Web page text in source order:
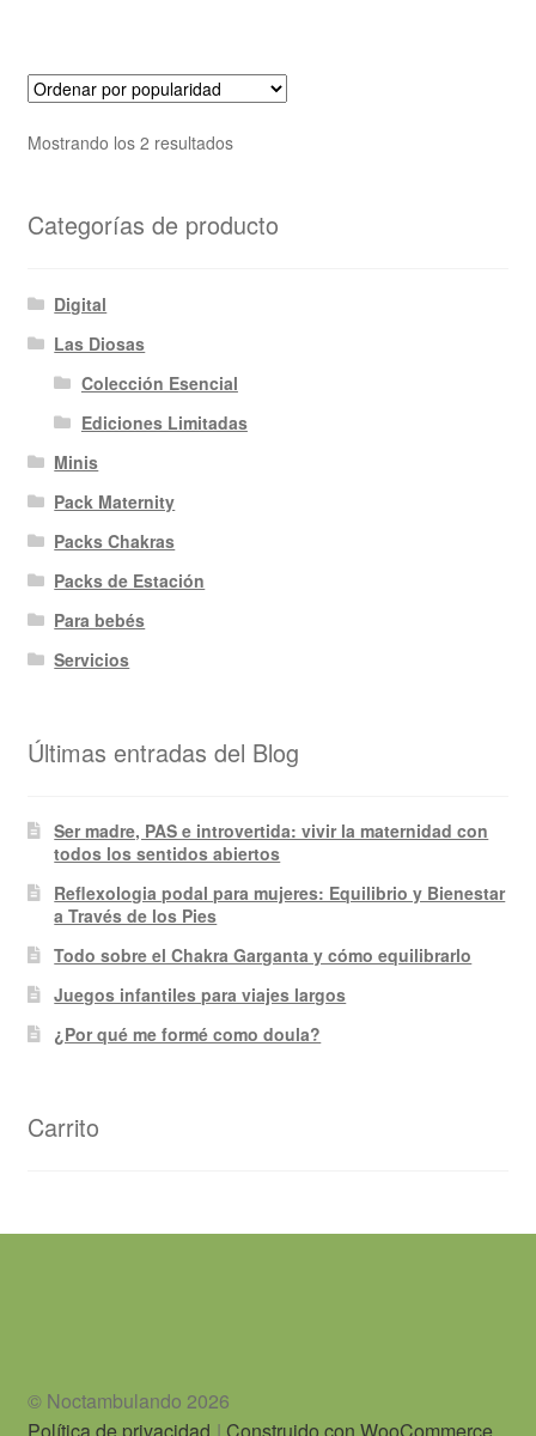
Mostrando los 2 resultadosOrdenado
Categorías de producto
Digital
Las Diosas
Colección Esencial
Ediciones Limitadas
Minis
Pack Maternity
Packs Chakras
Packs de Estación
Para bebés
Servicios
Últimas entradas del Blog
Ser madre, PAS e introvertida: vivir la maternidad con
todos los sentidos abiertos
Reflexologia podal para mujeres: Equilibrio y Bienestar
a Través de los Pies
Todo sobre el Chakra Garganta y cómo equilibrarlo
Juegos infantiles para viajes largos
¿Por qué me formé como doula?
Carrito
© Noctambulando 2026